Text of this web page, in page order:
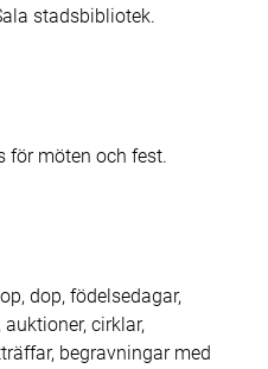
stadsbibliotek.
för möten och fest.
dop, födelsedagar,
cirklar,
begravningar med